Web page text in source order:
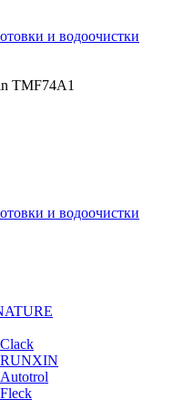
и водоочистки
ТМF74А1
и водоочистки
RUNXIN